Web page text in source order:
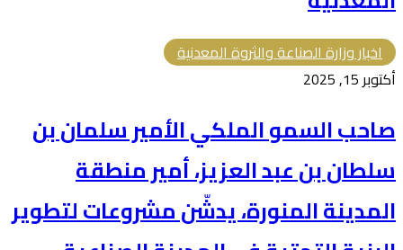
اخبار وزارة الصناعة والثروة المعدنية
أكتوبر 15, 2025
صاحب السمو الملكي الأمير سلمان بن
سلطان بن عبد العزيز، أمير منطقة
المدينة المنورة، يدشّن مشروعات لتطوير